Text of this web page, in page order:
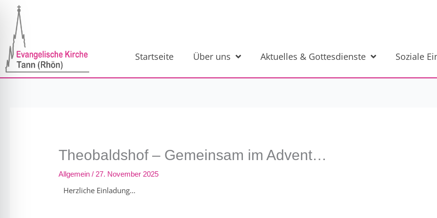
springen
Startseite Über uns Aktuelles & Gottesdienste Soziale
Theobaldshof – Gemeinsam im Advent…
Allgemein / 27. November 2025
Herzliche Einladung…